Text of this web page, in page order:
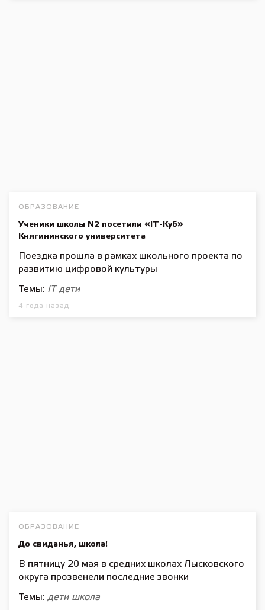
ОБРАЗОВАНИЕ
Ученики школы N2 посетили «IT-Куб»
Княгининского университета
Поездка прошла в рамках школьного проекта по
развитию цифровой культуры
Темы: IT дети
4 года назад
ОБРАЗОВАНИЕ
До свиданья, школа!
В пятницу 20 мая в средних школах Лысковского
округа прозвенели последние звонки
Темы: дети школа